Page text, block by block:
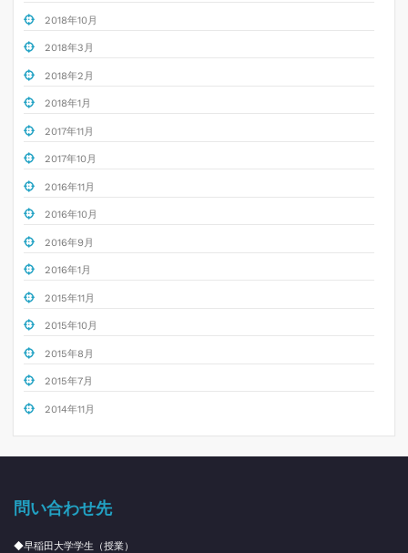
2018年10月
2018年3月
2018年2月
2018年1月
2017年11月
2017年10月
2016年11月
2016年10月
2016年9月
2016年1月
2015年11月
2015年10月
2015年8月
2015年7月
2014年11月
問い合わせ先
◆早稲田大学学生（授業）